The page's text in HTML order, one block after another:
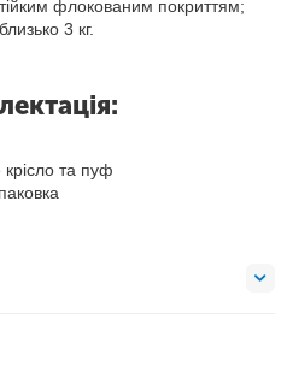
флокованим покриттям;
3 кг.
та пуф